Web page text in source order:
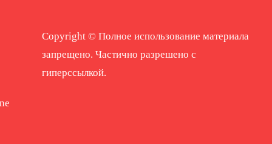
Copyright © Полное использование материала
запрещено. Частично разрешено с
гиперссылкой.